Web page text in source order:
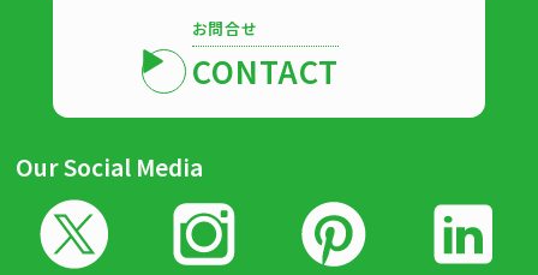
お問合せ
CONTACT
Our Social Media